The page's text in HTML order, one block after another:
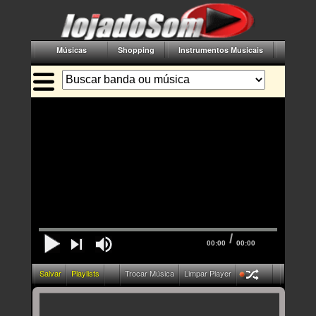
Músicas Shopping Instrumentos Musicais
00:00 / 00:00
Salvar Playlists Trocar Música Limpar Player